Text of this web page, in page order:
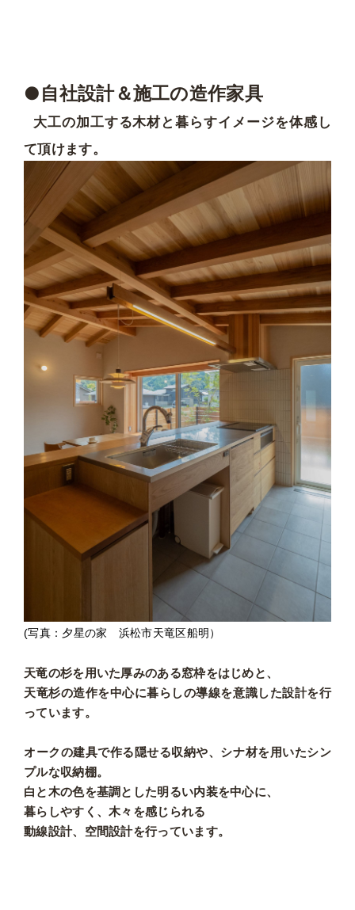
●自社設計＆施工の造作家具
大工の加工する木材と暮らすイメージを体感し
て頂けます。
(写真：夕星の家 浜松市天竜区船明）
天竜の杉を用いた厚みのある窓枠をはじめと、
天竜杉の造作を中心に暮らしの導線を意識した設計を行
っています。
オークの建具で作る隠せる収納や、シナ材を用いたシン
プルな収納棚。
白と木の色を基調とした明るい内装を中心に、
暮らしやすく、木々を感じられる
動線設計、空間設計を行っています。